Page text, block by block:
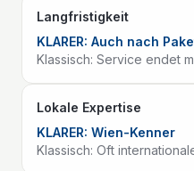
Langfristigkeit
KLARER: Auch nach
Klassisch: Service endet
Lokale Expertise
KLARER: Wien-Kenner
Klassisch: Oft